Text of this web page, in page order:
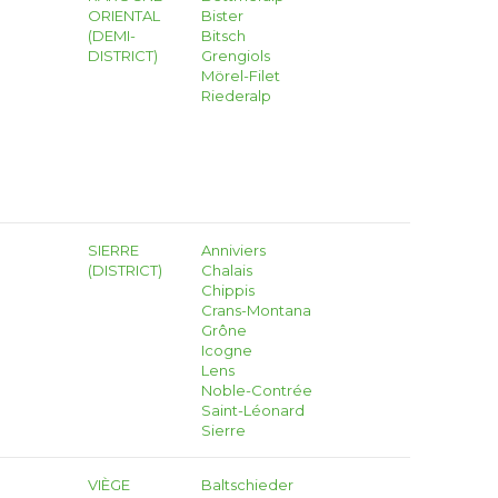
ORIENTAL
(DEMI-
DISTRICT)
Bister
Bitsch
Grengiols
Mörel-Filet
Riederalp
SIERRE
(DISTRICT)
Anniviers
Chalais
Chippis
Crans-Montana
Grône
Icogne
Lens
Noble-Contrée
Saint-Léonard
Sierre
VIÈGE
Baltschieder